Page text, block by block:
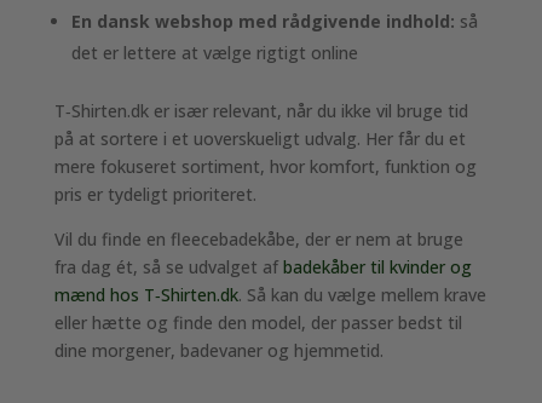
En dansk webshop med rådgivende indhold: så
det er lettere at vælge rigtigt online
T‑Shirten.dk er især relevant, når du ikke vil bruge tid
på at sortere i et uoverskueligt udvalg. Her får du et
mere fokuseret sortiment, hvor komfort, funktion og
pris er tydeligt prioriteret.
Vil du finde en fleecebadekåbe, der er nem at bruge
fra dag ét, så se udvalget af badekåber til kvinder og
mænd hos T‑Shirten.dk. Så kan du vælge mellem krave
eller hætte og finde den model, der passer bedst til
dine morgener, badevaner og hjemmetid.